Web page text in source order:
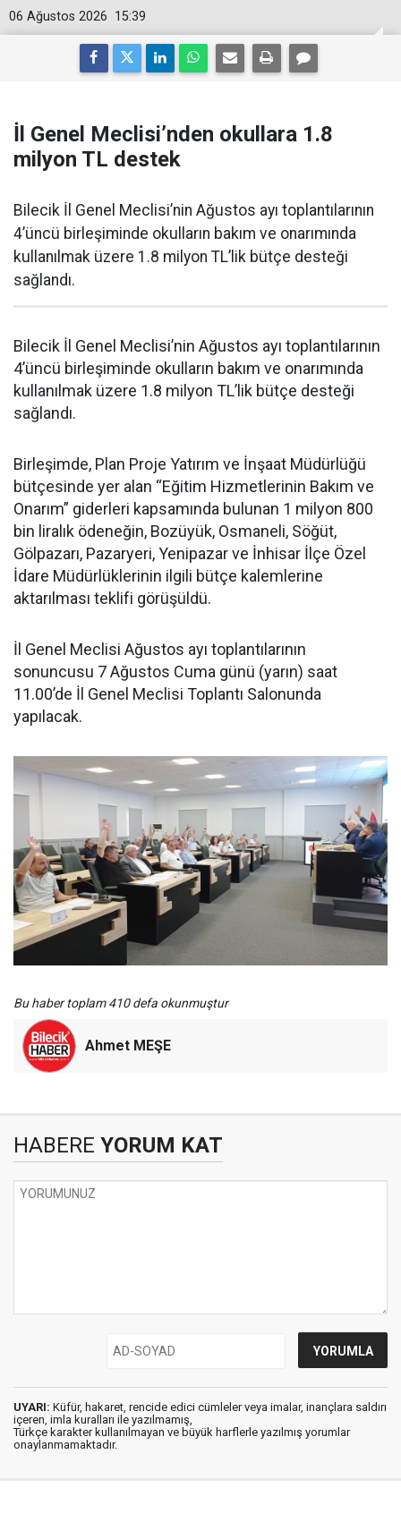
15:39
06 Ağustos 2026
İl Genel Meclisi’nden okullara 1.8
milyon TL destek
Bilecik İl Genel Meclisi’nin Ağustos ayı toplantılarının
4’üncü birleşiminde okulların bakım ve onarımında
kullanılmak üzere 1.8 milyon TL’lik bütçe desteği
sağlandı.
Bilecik İl Genel Meclisi’nin Ağustos ayı toplantılarının
4’üncü birleşiminde okulların bakım ve onarımında
kullanılmak üzere 1.8 milyon TL’lik bütçe desteği
sağlandı.
Birleşimde, Plan Proje Yatırım ve İnşaat Müdürlüğü
bütçesinde yer alan “Eğitim Hizmetlerinin Bakım ve
Onarım” giderleri kapsamında bulunan 1 milyon 800
bin liralık ödeneğin, Bozüyük, Osmaneli, Söğüt,
Gölpazarı, Pazaryeri, Yenipazar ve İnhisar İlçe Özel
İdare Müdürlüklerinin ilgili bütçe kalemlerine
aktarılması teklifi görüşüldü.
İl Genel Meclisi Ağustos ayı toplantılarının
sonuncusu 7 Ağustos Cuma günü (yarın) saat
11.00’de İl Genel Meclisi Toplantı Salonunda
yapılacak.
Bu haber toplam 410 defa okunmuştur
Ahmet MEŞE
HABERE YORUM KAT
UYARI: Küfür, hakaret, rencide edici cümleler veya imalar, inançlara saldırı
içeren, imla kuralları ile yazılmamış,
Türkçe karakter kullanılmayan ve büyük harflerle yazılmış yorumlar
onaylanmamaktadır.